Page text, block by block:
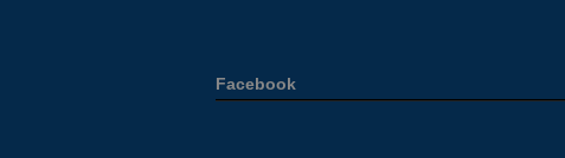
Facebook